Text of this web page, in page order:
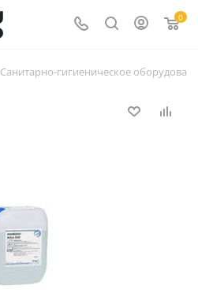
0
Санитарно-гигиеническое